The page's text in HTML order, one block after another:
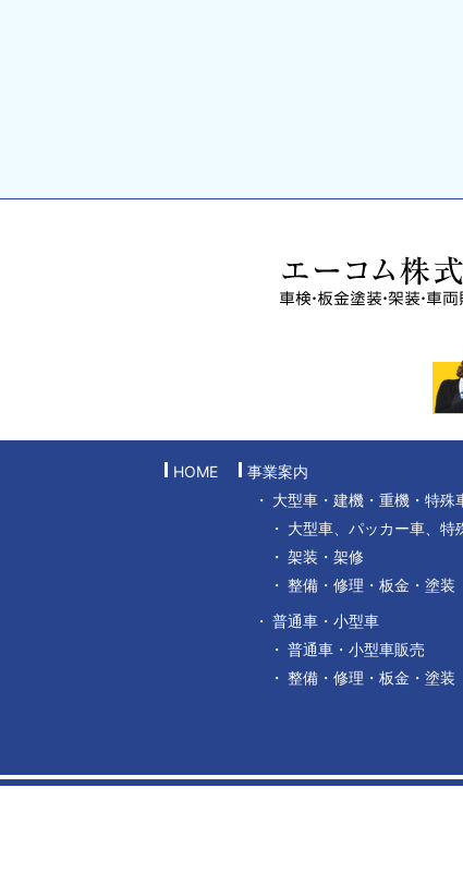
HOME
事業案内
大型車・建機・重機・特殊
大型車、パッカー車、特
架装・架修
整備・修理・板金・塗装
普通車・小型車
普通車・小型車販売
整備・修理・板金・塗装